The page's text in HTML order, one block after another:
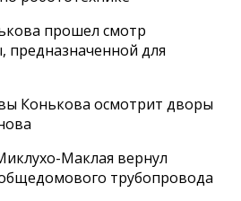
прошел смотр
для
Конькова осмотрит дворы
Маклая вернул
трубопровода